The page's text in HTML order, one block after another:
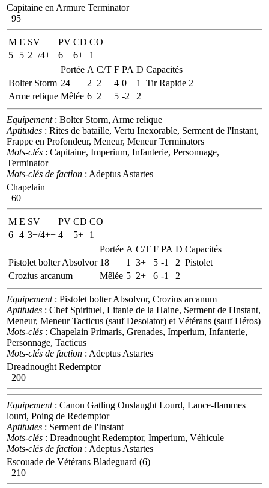
Capitaine en Armure Terminator
95
M E SV PV CD CO
5
5 2+/4++ 6 6+
1
Portée A C/T F PA D Capacités
Bolter Storm 24 2 2+ 4 0 1
Tir Rapide 2
Arme relique Mêlée 6 2+ 5 -2 2
Equipement: Bolter Storm, Arme relique
Aptitudes : Rites de bataille, Vertu Inexorable, Serment de l'Instant,
Frappe en Profondeur, Meneur, Meneur Terminators
Mots-clés : Capitaine, Imperium, Infanterie, Personnage,
Terminator
Mots-clés de faction : Adeptus Astartes
Chapelain
60
M E SV PV CD CO
6 4 3+/4++ 4 5+
1
Portée A C/T F PA D Capacités
Pistolet bolter Absolvor 18 1 3+ 5 -1 2 Pistolet
Crozius arcanum
Mêlée 5 2+ 6 -1 2
Equipement: Pistolet bolter Absolvor, Crozius arcanum
Aptitudes : Chef Spirituel, Litanie de la Haine, Serment de l'Instant,
Meneur, Meneur Tacticus (sauf Desolator) et Vétérans (sauf Héros)
Mots-clés : Chapelain Primaris, Grenades, Imperium, Infanterie,
Personnage, Tacticus
Mots-clés de faction : Adeptus Astartes
Dreadnought Redemptor
200
Equipement: Canon Gatling Onslaught Lourd, Lance-flammes
lourd, Poing de Redemptor
Aptitudes : Serment de l'Instant
Mots-clés : Dreadnought Redemptor, Imperium, Véhicule
Mots-clés de faction : Adeptus Astartes
Escouade de Vétérans Bladeguard (6)
210